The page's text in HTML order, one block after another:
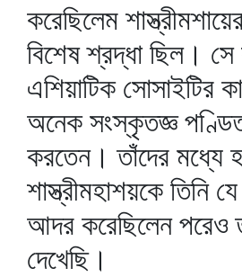
করেছিলেম
বিশেষ শ্রদ্ধা ছিল।
এশিয়াটিক সোসাইটির
অনেক সংস্কৃতজ্ঞ
করতেন। তাঁদের মধ্যে
শাস্ত্রীমহাশয়কে তিনি
আদর করেছিলেন পরেও
দেখেছি।